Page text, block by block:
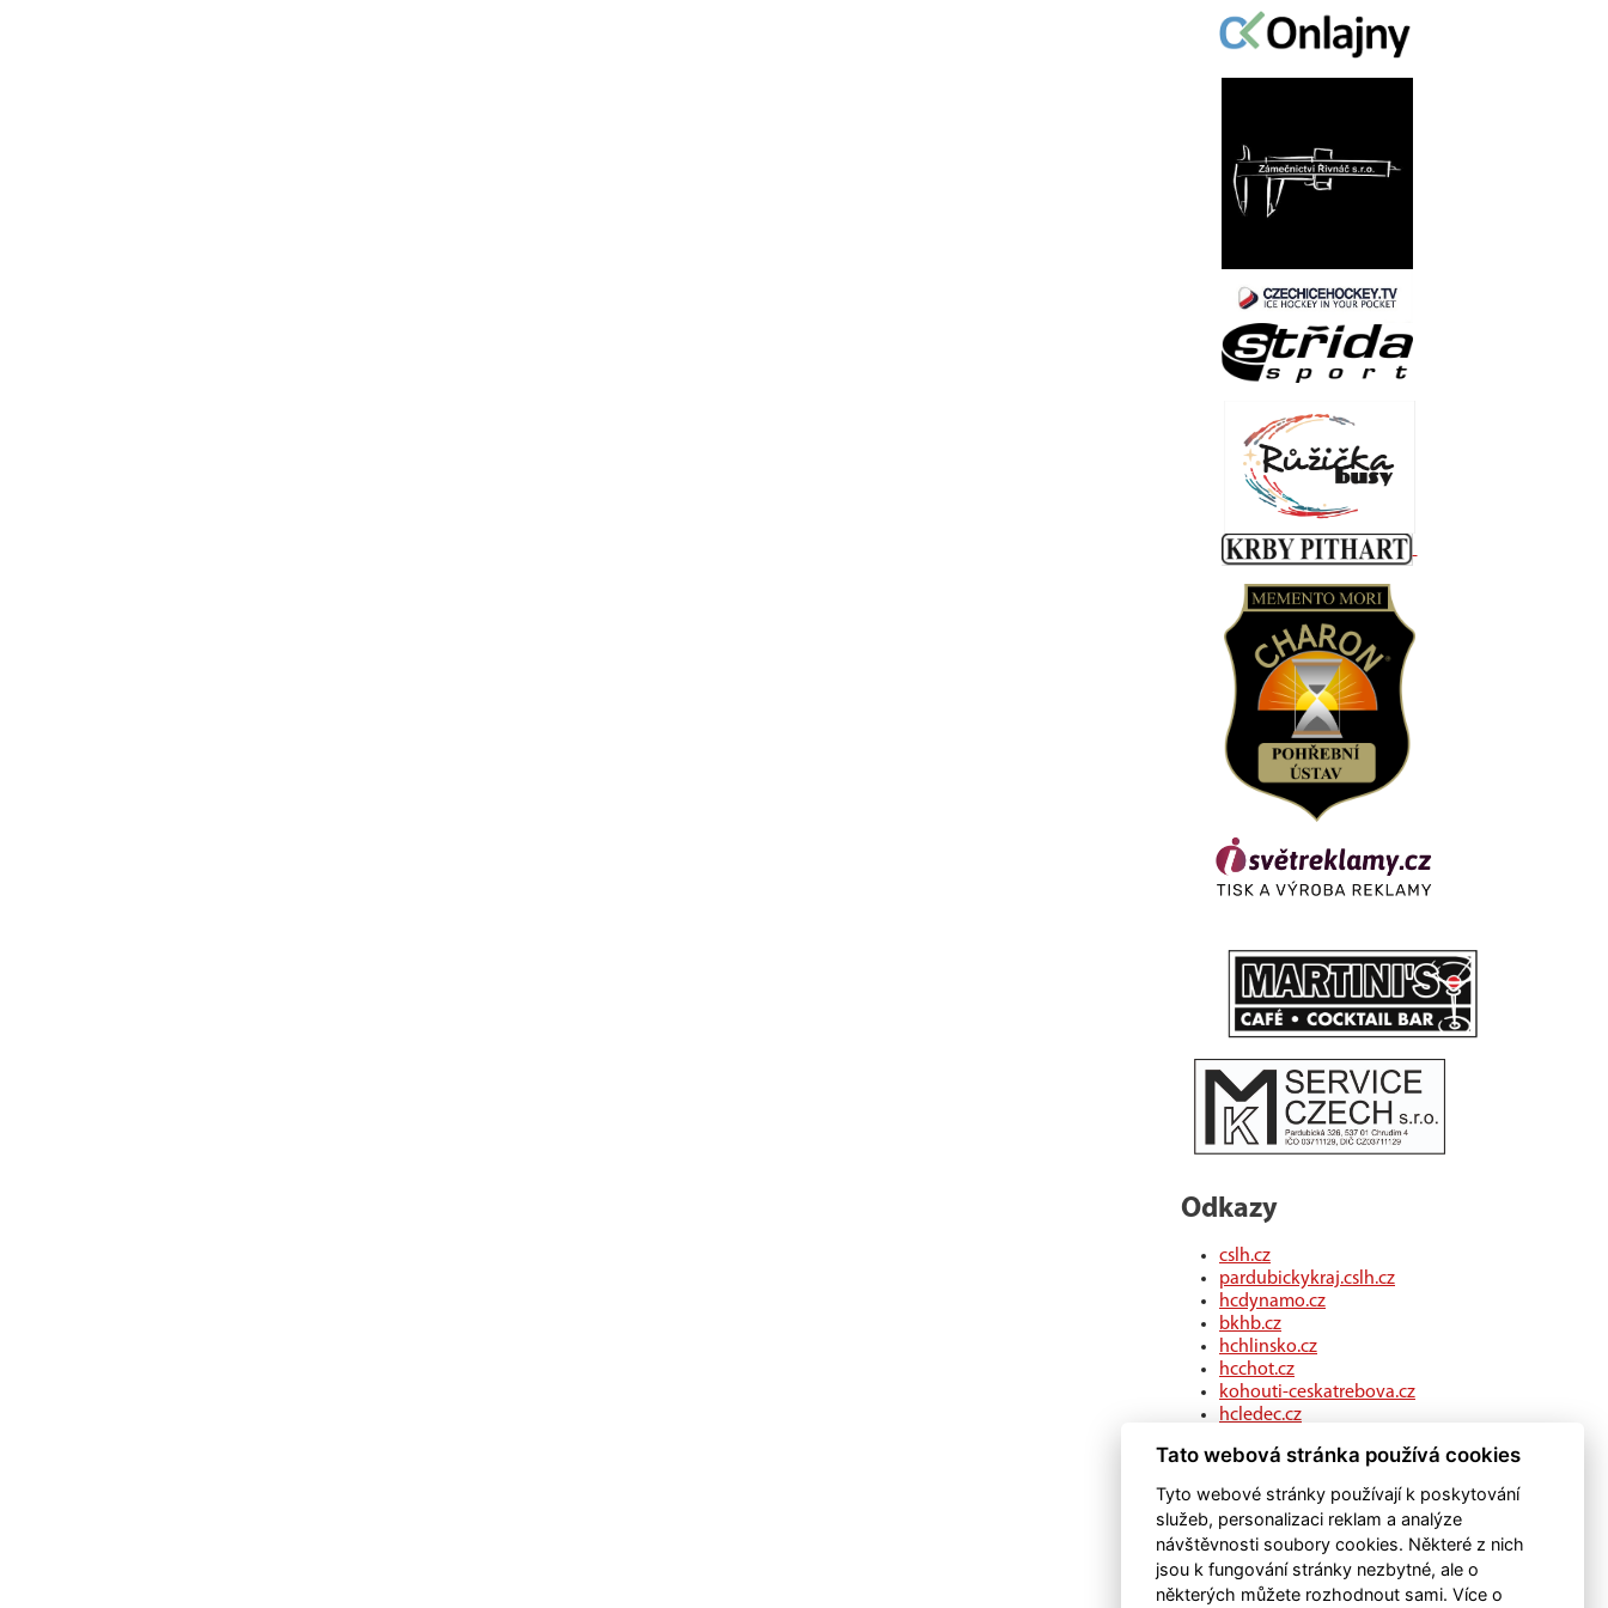
Odkazy
cslh.cz
pardubickykraj.cslh.cz
hcdynamo.cz
bkhb.cz
hchlinsko.cz
hcchot.cz
kohouti-ceskatrebova.cz
hcledec.cz
hcskutec.cz
hcslovan.com
hcchocen.cz
hcpolicka.com
hcsvetlans.cz
eSports.cz
klubweb.cz
Tato webová stránka používá cookies
Tyto webové stránky používají k poskytování
služeb, personalizaci reklam a analýze
návštěvnosti soubory cookies. Některé z nich
jsou k fungování stránky nezbytné, ale o
některých můžete rozhodnout sami. Více o